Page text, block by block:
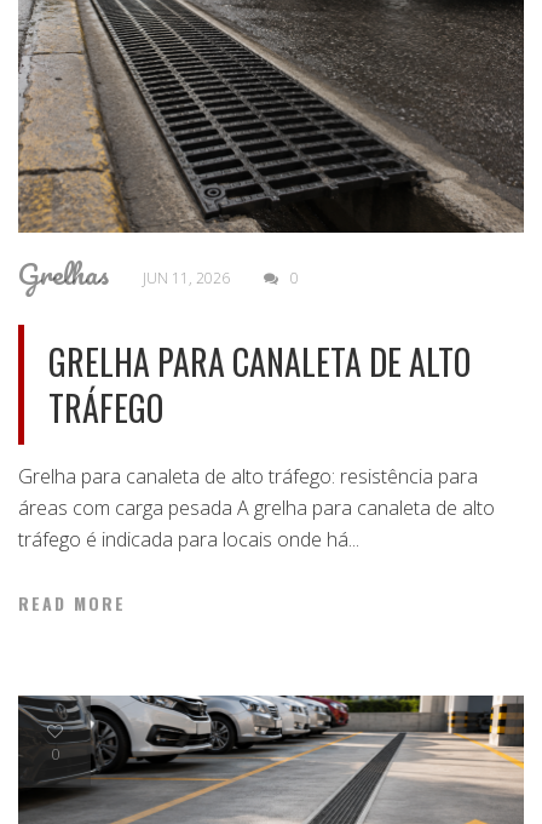
Grelhas JUN 11, 2026 0
GRELHA PARA CANALETA DE ALTO
TRÁFEGO
Grelha para canaleta de alto tráfego: resistência para
áreas com carga pesada A grelha para canaleta de alto
tráfego é indicada para locais onde há...
READ MORE
0